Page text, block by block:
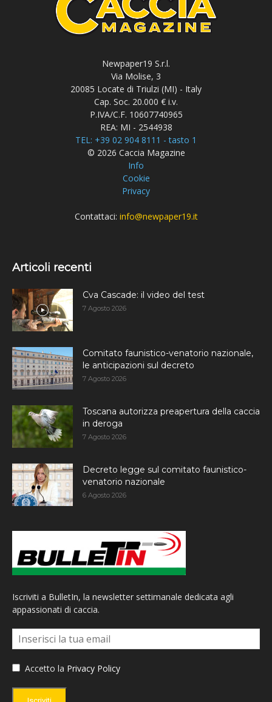
Newpaper19 S.r.l.
Via Molise, 3
20085 Locate di Triulzi (MI) - Italy
Cap. Soc. 20.000 € i.v.
P.IVA/C.F. 10607740965
REA: MI - 2544938
TEL: +39 02 904 8111 - tasto 1
© 2026 Caccia Magazine
Info
Cookie
Privacy
Contattaci: info@newpaper19.it
Articoli recenti
Cva Cascade: il video del test
7 Agosto 2026
Comitato faunistico-venatorio nazionale,
le anticipazioni sul decreto
7 Agosto 2026
Toscana autorizza preapertura della caccia
in deroga
7 Agosto 2026
Decreto legge sul comitato faunistico-
venatorio nazionale
6 Agosto 2026
Iscriviti a BulletIn, la newsletter settimanale dedicata agli
appassionati di caccia.
Accetto la Privacy Policy